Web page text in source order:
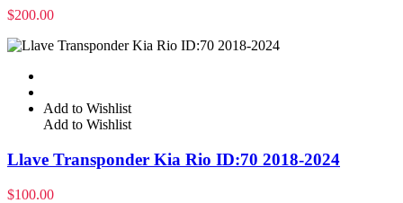
$200.00
Add to Wishlist
Add to Wishlist
Llave Transponder Kia Rio ID:70 2018-2024
$100.00